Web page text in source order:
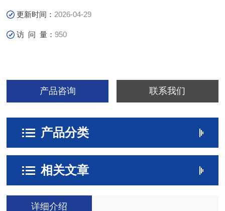
更新时间： 2026-04-29
访 问 量：950
产品咨询 联系我们
产品分类
相关文章
详细介绍